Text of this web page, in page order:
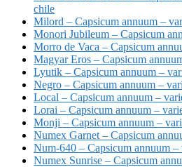
chile
Milord – Capsicum annuum –
Monori Jubileum – Capsicum
Morro de Vaca – Capsicum
Magyar Eros – Capsicum
Lyutik – Capsicum annuum –
Negro – Capsicum annuum –
Local – Capsicum annuum –
Lorai – Capsicum annuum –
Monji – Capsicum annuum –
Numex Garnet – Capsicum
Num-640 – Capsicum annuum –
Numex Sunrise – Capsicum